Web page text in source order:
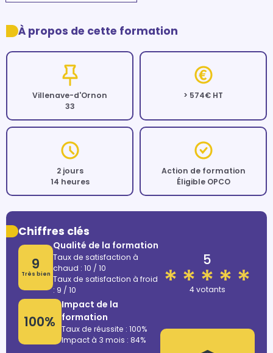
À propos de cette formation
Villenave-d'Ornon
33
> 574€ HT
2 jours
14 heures
Action de formation
Éligible OPCO
Chiffres clés
9
Très bien
Qualité de la formation
Taux de satisfaction à
chaud : 10 / 10
Taux de satisfaction à froid
: 9 / 10
100%
Impact de la
formation
Taux de réussite : 100%
Impact à 3 mois : 84%
5
4 votants